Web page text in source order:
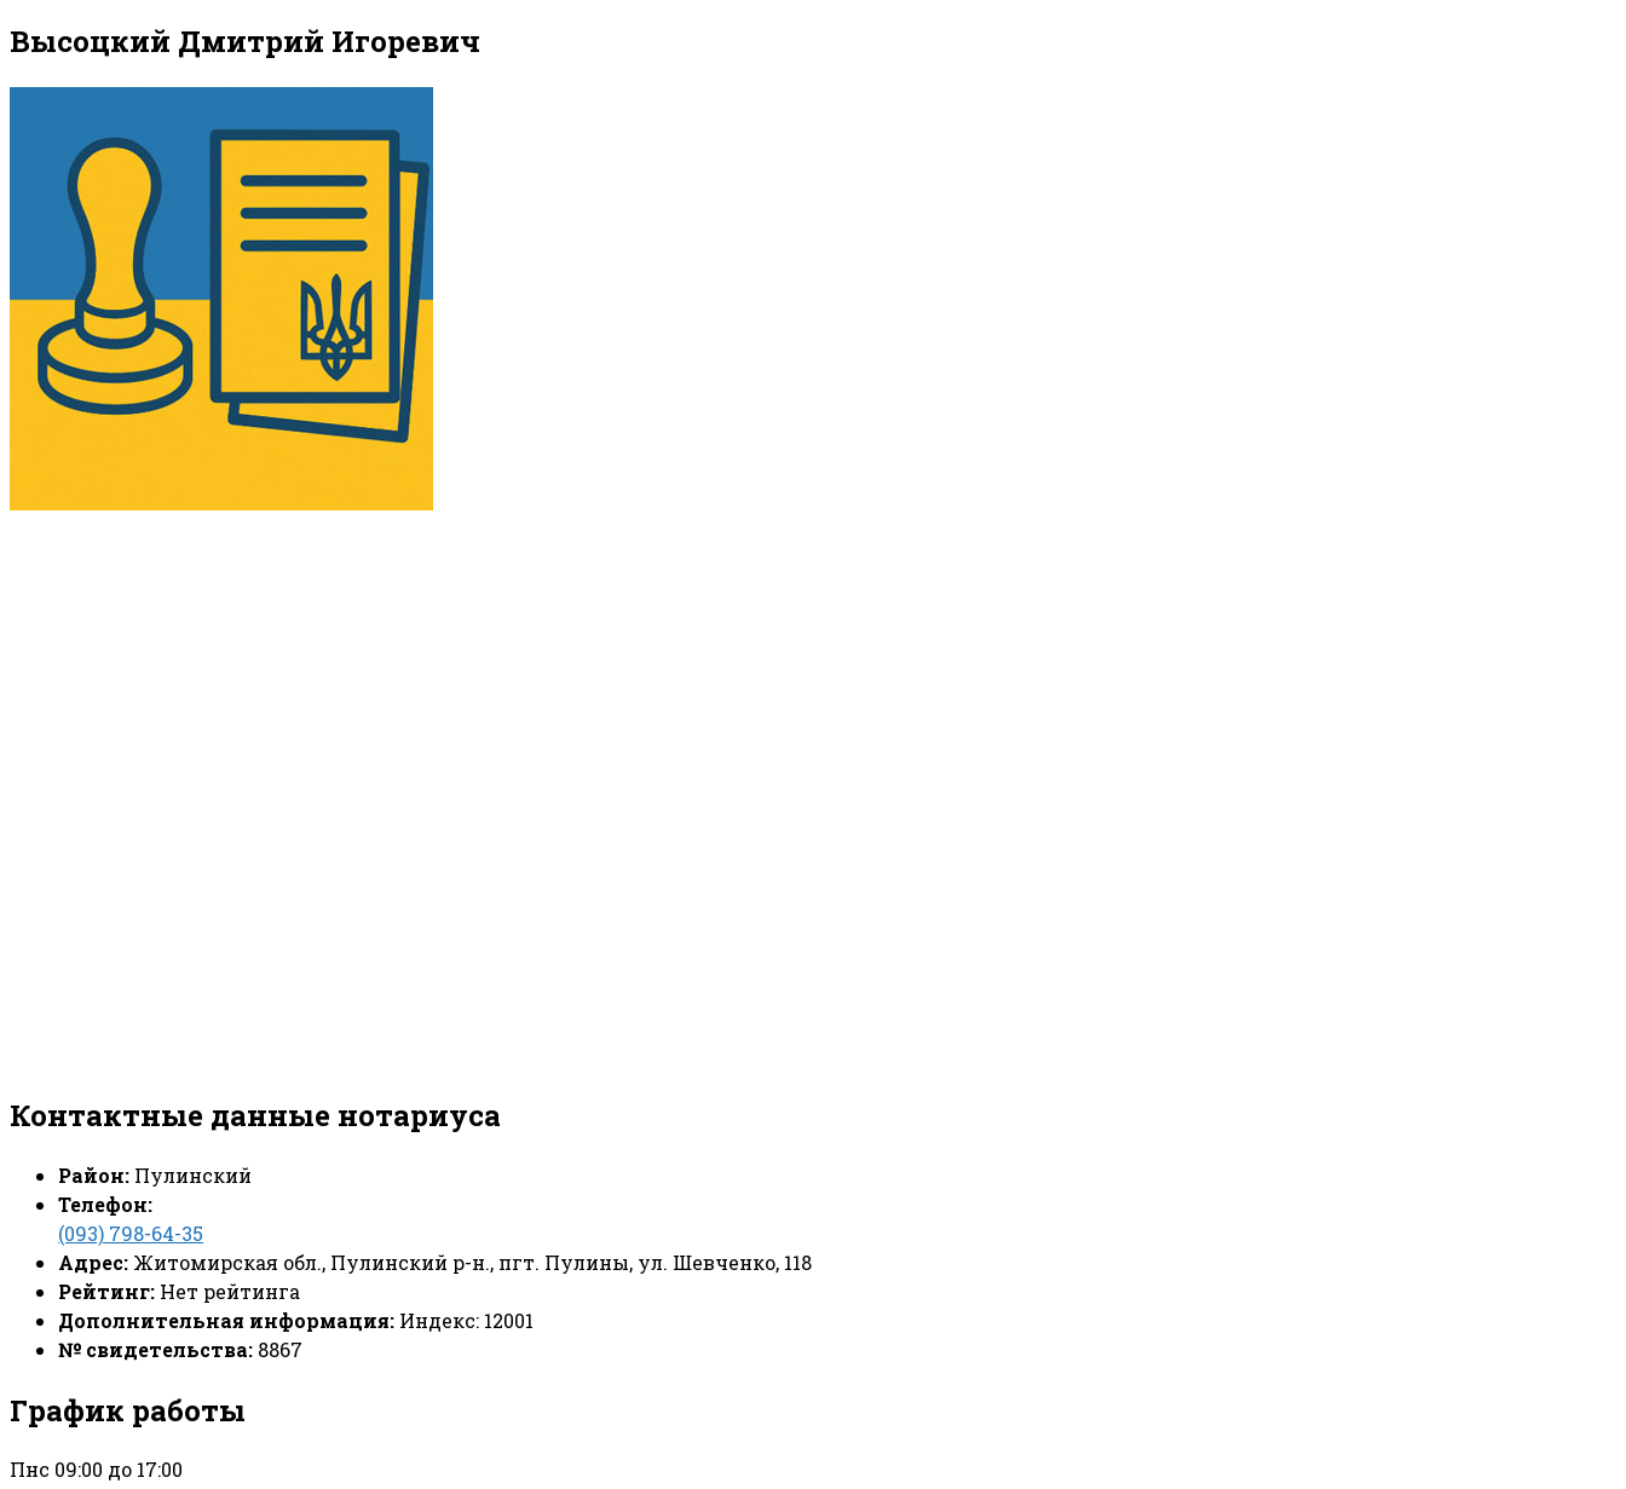
Высоцкий Дмитрий Игоревич
Контактные данные нотариуса
Район: Пулинский
Телефон:
(093) 798-64-35
Адрес: Житомирская обл., Пулинский р-н., пгт. Пулины, ул. Шевченко, 118
Рейтинг: Нет рейтинга
Дополнительная информация: Индекс: 12001
№ свидетельства: 8867
График работы
Пнс 09:00 до 17:00